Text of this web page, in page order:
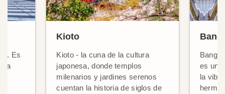
Es
la
Kioto
Kioto - la cuna de la cultura
japonesa, donde templos
milenarios y jardines serenos
cuentan la historia de siglos de
es una
la